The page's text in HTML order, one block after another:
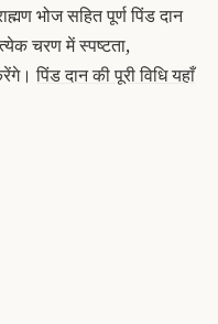
भोज सहित पूर्ण पिंड दान
चरण में स्पष्टता,
पिंड दान की पूरी विधि यहाँ